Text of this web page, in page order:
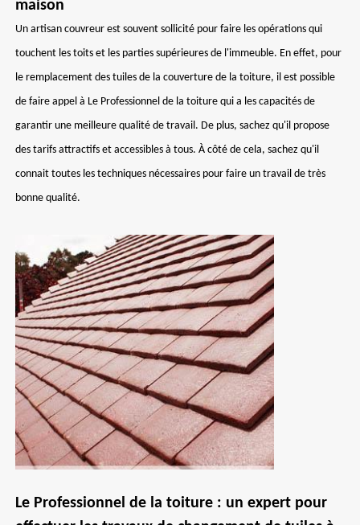
maison
Un artisan couvreur est souvent sollicité pour faire les opérations qui
touchent les toits et les parties supérieures de l'immeuble. En effet, pour
le remplacement des tuiles de la couverture de la toiture, il est possible
de faire appel à Le Professionnel de la toiture qui a les capacités de
garantir une meilleure qualité de travail. De plus, sachez qu'il propose
des tarifs attractifs et accessibles à tous. À côté de cela, sachez qu'il
connait toutes les techniques nécessaires pour faire un travail de très
bonne qualité.
Le Professionnel de la toiture : un expert pour